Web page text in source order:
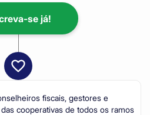
se já!
fiscais, gestores e
cooperativas de todos os ramos